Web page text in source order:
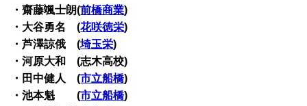
・齋藤颯士朗(前橋商業)
・大谷勇名 (花咲徳栄)
・芦澤諒俄 (埼玉栄)
・河原大和 (志木高校)
・田中健人 (市立船橋)
・池本魁 (市立船橋)